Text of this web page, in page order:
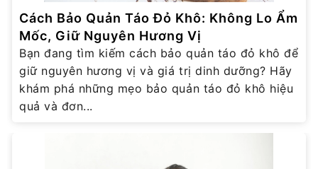
Cách Bảo Quản Táo Đỏ Khô: Không Lo Ẩm
Mốc, Giữ Nguyên Hương Vị
Bạn đang tìm kiếm cách bảo quản táo đỏ khô để
giữ nguyên hương vị và giá trị dinh dưỡng? Hãy
khám phá những mẹo bảo quản táo đỏ khô hiệu
quả và đơn...